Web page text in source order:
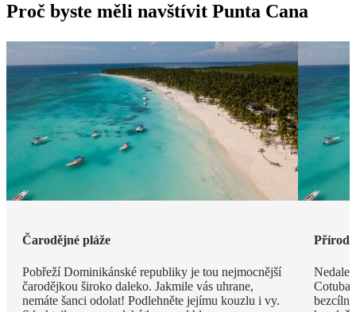
Proč byste měli navštívit Punta Cana
Čarodějné pláže
Pobřeží Dominikánské republiky je tou nejmocnější
čarodějkou široko daleko. Jakmile vás uhrane,
nemáte šanci odolat! Podlehněte jejímu kouzlu i vy.